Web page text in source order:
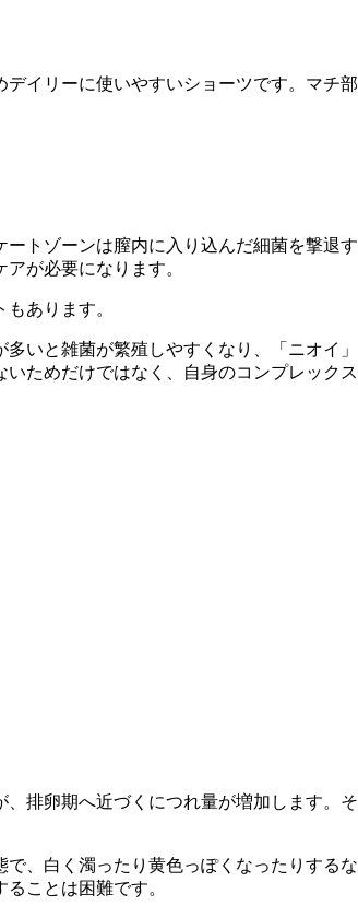
イリーに使いやすいショーツです。マチ
トゾーンは膣内に入り込んだ細菌を撃退
が必要になります。
あります。
いと雑菌が繁殖しやすくなり、「ニオイ
ためだけではなく、自身のコンプレック
排卵期へ近づくにつれ量が増加します。
、白く濁ったり黄色っぽくなったりする
ことは困難です。